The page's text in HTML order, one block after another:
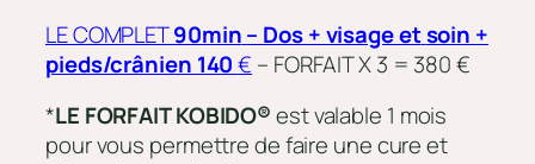
LE COMPLET90min– Dos + visage etsoin +
pieds/crânien 140€ – FORFAIT X 3 = 380 €
*LE FORFAIT KOBIDO®est valable 1 mois
pour vous permettre de faire une cure et